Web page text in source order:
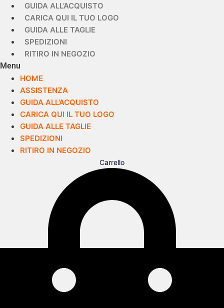
GUIDA ALL’ACQUISTO
CARICA QUI IL TUO LOGO
GUIDA ALLE TAGLIE
SPEDIZIONI
RITIRO IN NEGOZIO
Menu
HOME
ASSISTENZA
GUIDA ALL’ACQUISTO
CARICA QUI IL TUO LOGO
GUIDA ALLE TAGLIE
SPEDIZIONI
RITIRO IN NEGOZIO
Carrello